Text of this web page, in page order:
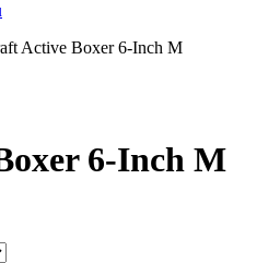
Active Boxer 6-Inch M
6-Inch M